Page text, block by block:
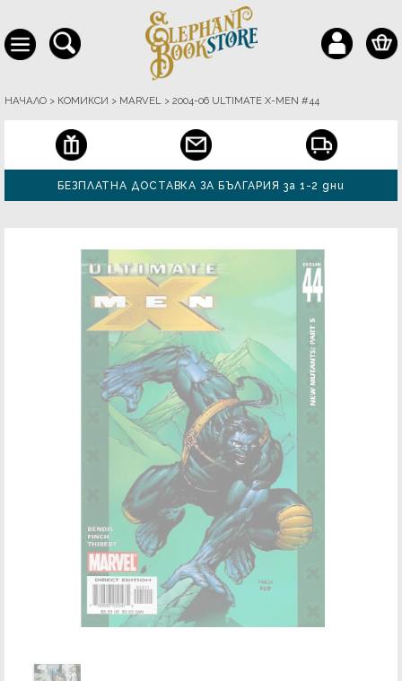
НАЧАЛО > КОМИКСИ > MARVEL > 2004-06 ULTIMATE X-MEN #44
БЕЗПЛАТНА ДОСТАВКА ЗА БЪЛГАРИЯ за 1-2 дни